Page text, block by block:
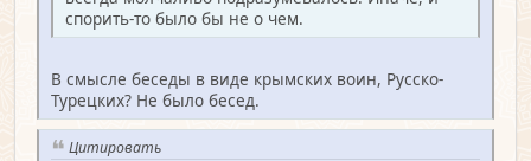
спорить-то было бы не о чем.
В смысле беседы в виде крымских воин, Русско-
Турецких? Не было бесед.
Цитировать